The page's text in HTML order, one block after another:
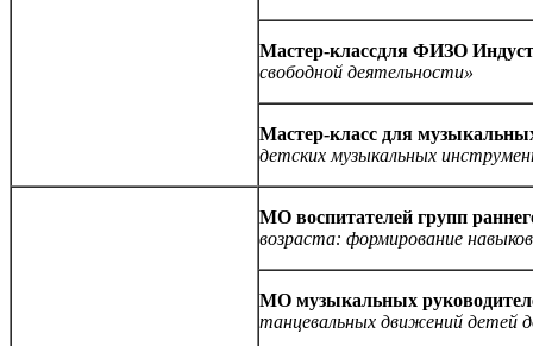
Мастер-классдля ФИЗО
свободной деятельности»
Мастер-класс для
детских музыкальных
МО воспитателей групп
возраста: формирование
МО музыкальных
танцевальных движений детей